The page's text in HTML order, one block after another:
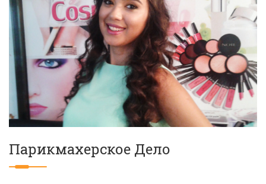
Парикмахерское Дело